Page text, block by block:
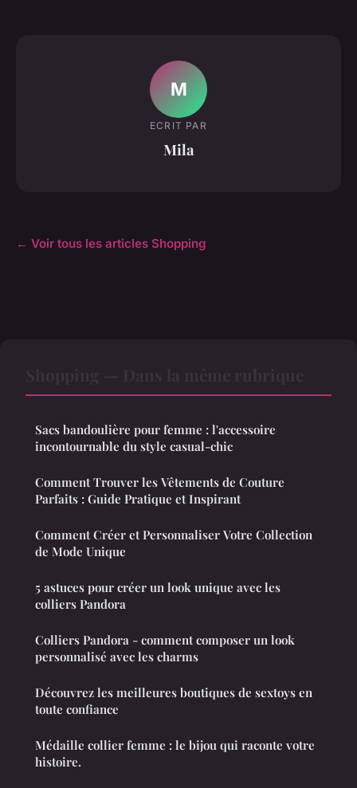
M
ECRIT PAR
Mila
← Voir tous les articles Shopping
Sacs bandoulière pour femme : l'accessoire
incontournable du style casual-chic
Comment Trouver les Vêtements de Couture
Parfaits : Guide Pratique et Inspirant
Comment Créer et Personnaliser Votre Collection
de Mode Unique
5 astuces pour créer un look unique avec les
colliers Pandora
Colliers Pandora - comment composer un look
personnalisé avec les charms
Découvrez les meilleures boutiques de sextoys en
toute confiance
Médaille collier femme : le bijou qui raconte votre
histoire.